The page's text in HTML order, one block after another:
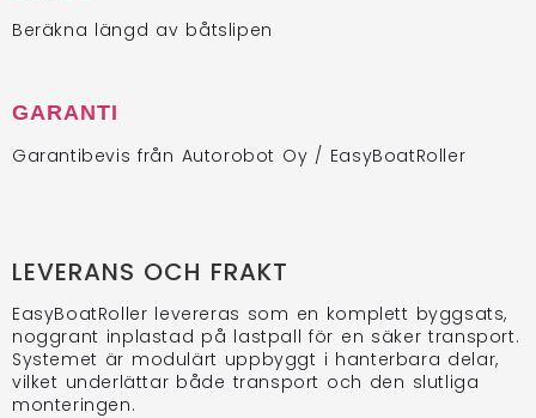
Beräkna längd av båtslipen
GARANTI
Garantibevis från Autorobot Oy / EasyBoatRoller
LEVERANS OCH FRAKT
EasyBoatRoller levereras som en komplett byggsats,
noggrant inplastad på lastpall för en säker transport.
Systemet är modulärt uppbyggt i hanterbara delar,
vilket underlättar både transport och den slutliga
monteringen.